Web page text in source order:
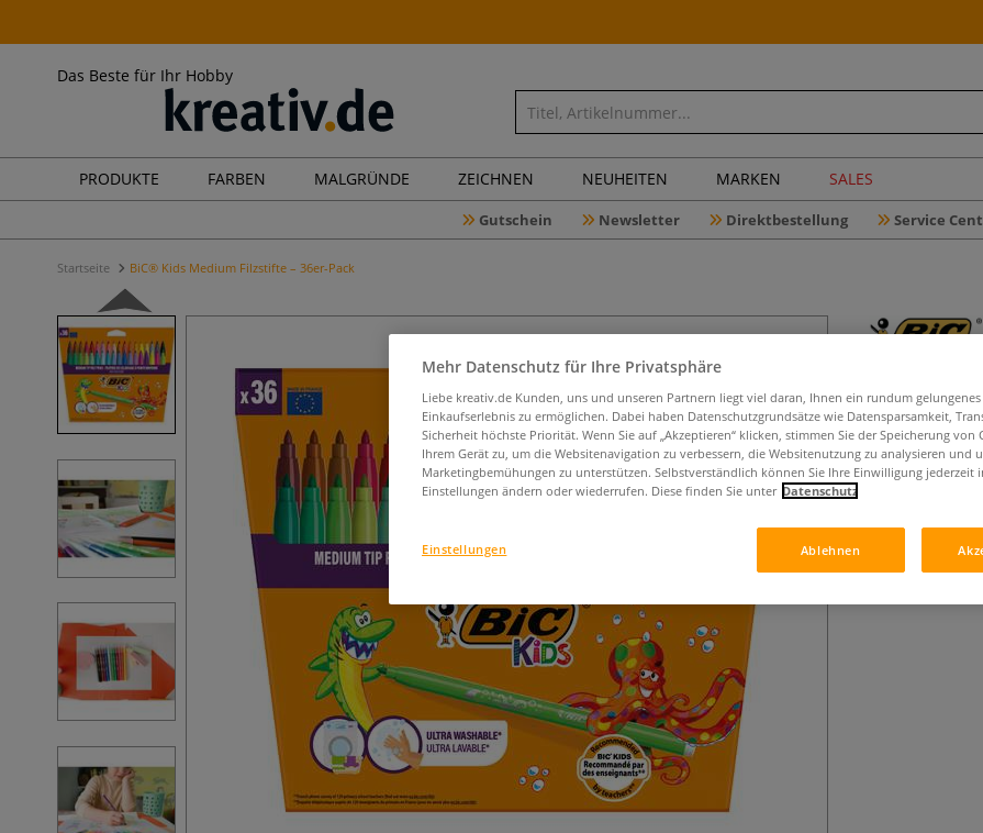
Das Beste für Ihr Hobby
PRODUKTE FARBEN MALGRÜNDE ZEICHNEN NEUHEITEN MARKEN SALES
Gutschein Newsletter Direktbestellung Service
Startseite BiC® Kids Medium Filzstifte – 36er-Pack
BiC®
36 bunte
auswaschbar
Mehr Datenschutz für Ihre Privatsphäre
Liebe kreativ.de Kunden, uns und unseren Partnern liegt viel daran, Ihnen ein rundum gelungenes
Einkaufserlebnis zu ermöglichen. Dabei haben Datenschutzgrundsätze wie Datensparsamkeit,
Sicherheit höchste Priorität. Wenn Sie auf „Akzeptieren“ klicken, stimmen Sie der Speicherung von
Ihrem Gerät zu, um die Websitenavigation zu verbessern, die Websitenutzung zu analysieren und
Marketingbemühungen zu unterstützen. Selbstverständlich können Sie Ihre Einwilligung jederzeit
Einstellungen ändern oder wiederrufen. Diese finden Sie unter Datenschutz
Ablehnen
Einstellungen